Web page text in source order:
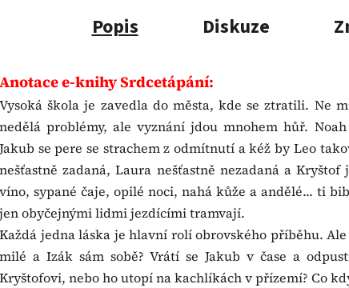
Popis Diskuze
Anotace e-knihy Srdcetápání:
Vysoká škola je zavedla do města, kde se ztratili. Ne
nedělá problémy, ale vyznání jdou mnohem hůř.
Jakub se pere se strachem z odmítnutí a kéž by Leo
nešťastně zadaná, Laura nešťastně nezadaná a
víno, sypané čaje, opilé noci, nahá kůže a andělé... ti
jen obyčejnými lidmi jezdícími tramvají.
Každá jedna láska je hlavní rolí obrovského příběhu.
milé a Izák sám sobě? Vrátí se Jakub v čase a
Kryštofovi, nebo ho utopí na kachlíkách v přízemí? Co